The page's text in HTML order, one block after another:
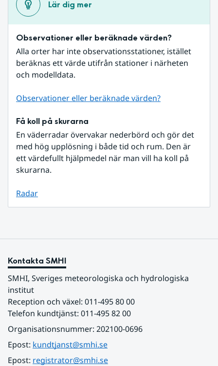
Lär dig mer
Observationer eller beräknade värden?
Alla orter har inte observationsstationer, istället
beräknas ett värde utifrån stationer i närheten
och modelldata.
Observationer eller beräknade värden?
Få koll på skurarna
En väderradar övervakar nederbörd och gör det
med hög upplösning i både tid och rum. Den är
ett värdefullt hjälpmedel när man vill ha koll på
skurarna.
Radar
Kontakta SMHI
SMHI, Sveriges meteorologiska och hydrologiska
institut
Reception och växel: 011-495 80 00
Telefon kundtjänst: 011-495 82 00
Organisationsnummer: 202100-0696
Epost: kundtjanst@smhi.se
Epost: registrator@smhi.se